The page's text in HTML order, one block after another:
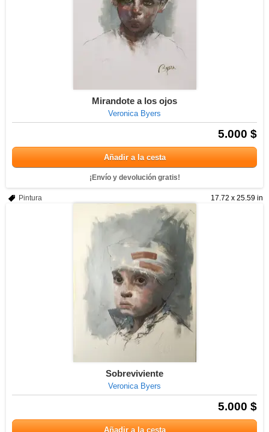
Mirandote a los ojos
Veronica Byers
5.000 $
Añadir a la cesta
¡Envío y devolución gratis!
17.72 x 25.59 in
Pintura
Sobreviviente
Veronica Byers
5.000 $
Añadir a la cesta